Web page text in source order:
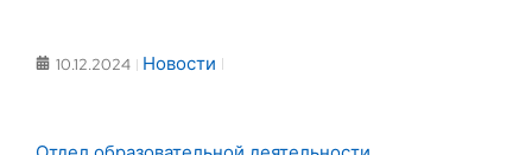
10.12.2024 Новости